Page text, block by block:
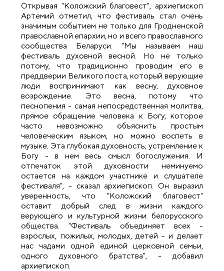
Открывая "Коложский благовест", архиепископ
Артемий отметил, что фестиваль стал очень
значимым событием не только для Гродненской
православной епархии, но и всего православного
сообщества Беларуси. "Мы называем наш
фестиваль духовной весной. Но не только
потому, что традиционно проводим его в
преддверии Великого поста, который верующие
люди воспринимают как весну, духовное
возрождение. Это весна, потому что
песнопения - самая непосредственная молитва,
прямое обращение человека к Богу, которое
часто невозможно объяснить простым
человеческим языком, но можно воспеть в
музыке. Эта глубокая духовность, устремление к
Богу - в нем весь смысл богослужения. И
отпечаток этой духовности неминуемо
остается на каждом участнике и слушателе
фестиваля", - сказал архиепископ. Он выразил
уверенность, что "Коложский благовест"
оставит добрый след в жизни каждого
верующего и культурной жизни белорусского
общества. "Фестиваль объединяет всех -
взрослых, пожилых, молодых, детей - и делает
нас чадами одной единой церковной семьи,
одного духовного братства", - добавил
архиепископ.